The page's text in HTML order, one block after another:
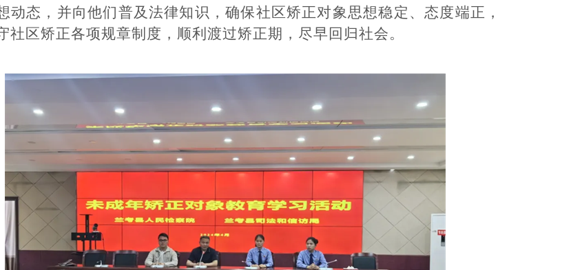
动态，并向他们普及法律知识，确保社区矫正对象思想稳定、态度端正，
社区矫正各项规章制度，顺利渡过矫正期，尽早回归社会。